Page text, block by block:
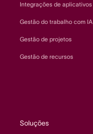
Integrações de aplicativos
Gestão do trabalho com IA
Gestão de projetos
Gestão de recursos
Soluções